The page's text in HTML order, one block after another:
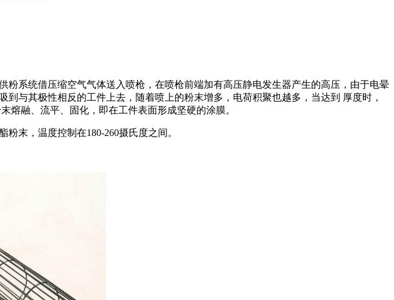
系统借压缩空气气体送入喷枪，在喷枪前端加有高压静电发生器产生的高压，由于电晕
与其极性相反的工件上去，随着喷上的粉末增多，电荷积聚也越多，当达到 厚度时，
熔融、流平、固化，即在工件表面形成坚硬的涂膜。
末，温度控制在180-260摄氏度之间。